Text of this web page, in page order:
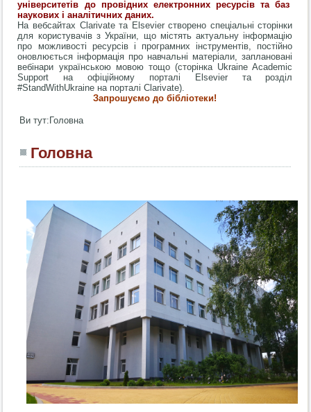
університетів до провідних електронних ресурсів та баз
наукових і аналітичних даних.
На вебсайтах Clarivate та Elsevier створено спеціальні сторінки
для користувачів з України, що містять актуальну інформацію
про можливості ресурсів і програмних інструментів, постійно
оновлюється інформація про навчальні матеріали, заплановані
вебінари українською мовою тощо (сторінка Ukraine Academic
Support на офіційному порталі Elsevier та розділ
#StandWithUkraine на порталі Clarivate).
Запрошуємо до бібліотеки!
Ви тут: Головна
Головна